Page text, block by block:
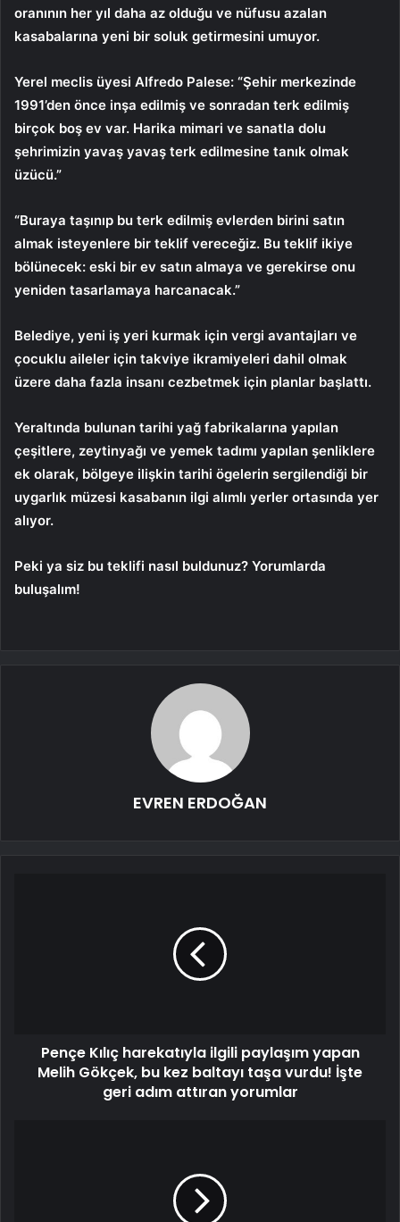
oranının her yıl daha az olduğu ve nüfusu azalan
kasabalarına yeni bir soluk getirmesini umuyor.
Yerel meclis üyesi Alfredo Palese: “Şehir merkezinde
1991’den önce inşa edilmiş ve sonradan terk edilmiş
birçok boş ev var. Harika mimari ve sanatla dolu
şehrimizin yavaş yavaş terk edilmesine tanık olmak
üzücü.”
“Buraya taşınıp bu terk edilmiş evlerden birini satın
almak isteyenlere bir teklif vereceğiz. Bu teklif ikiye
bölünecek: eski bir ev satın almaya ve gerekirse onu
yeniden tasarlamaya harcanacak.”
Belediye, yeni iş yeri kurmak için vergi avantajları ve
çocuklu aileler için takviye ikramiyeleri dahil olmak
üzere daha fazla insanı cezbetmek için planlar başlattı.
Yeraltında bulunan tarihi yağ fabrikalarına yapılan
çeşitlere, zeytinyağı ve yemek tadımı yapılan şenliklere
ek olarak, bölgeye ilişkin tarihi ögelerin sergilendiği bir
uygarlık müzesi kasabanın ilgi alımlı yerler ortasında yer
alıyor.
Peki ya siz bu teklifi nasıl buldunuz? Yorumlarda
buluşalım!
EVREN ERDOĞAN
Pençe Kılıç harekatıyla ilgili paylaşım yapan
Melih Gökçek, bu kez baltayı taşa vurdu! İşte
geri adım attıran yorumlar